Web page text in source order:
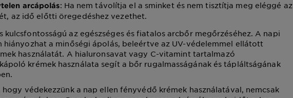
arcápolás: Ha nem távolítja el a sminket és nem tisztítja meg eléggé az
az idő előtti öregedéshez vezethet.
kulcsfontosságú az egészséges és fiatalos arcbőr megőrzéséhez. A napi
hiányozhat a minőségi ápolás, beleértve az UV-védelemmel ellátott
használatát. A hialuronsavat vagy C-vitamint tartalmazó
krémek használata segít a bőr rugalmasságának és tápláltságának
hogy védekezzünk a nap ellen fényvédő krémek használatával, nemcsak